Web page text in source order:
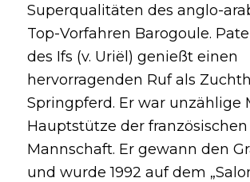
Superqualitäten des anglo-
Top-Vorfahren Barogoule.
des Ifs (v. Uriël) genießt einen
hervorragenden Ruf als
Springpferd. Er war unzählige
Hauptstütze der französischen
Mannschaft. Er gewann den
und wurde 1992 auf dem